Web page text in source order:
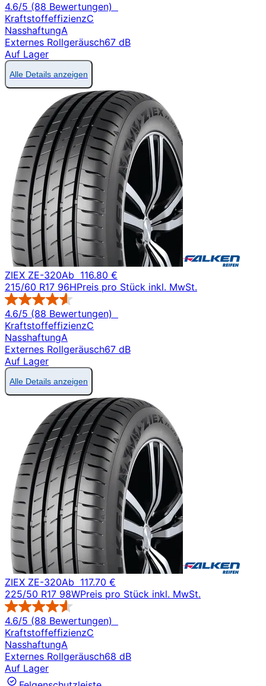
4.6/5 (88 Bewertungen)
KraftstoffeffizienzC
NasshaftungA
Externes Rollgeräusch67 dB
Auf Lager
Alle Details anzeigen
ZIEX ZE-320Ab 116.80 €
215/60 R17 96HPreis pro Stück inkl. MwSt.
4.6/5 (88 Bewertungen)
KraftstoffeffizienzC
NasshaftungA
Externes Rollgeräusch67 dB
Auf Lager
Alle Details anzeigen
ZIEX ZE-320Ab 117.70 €
225/50 R17 98WPreis pro Stück inkl. MwSt.
4.6/5 (88 Bewertungen)
KraftstoffeffizienzC
NasshaftungA
Externes Rollgeräusch68 dB
Auf Lager